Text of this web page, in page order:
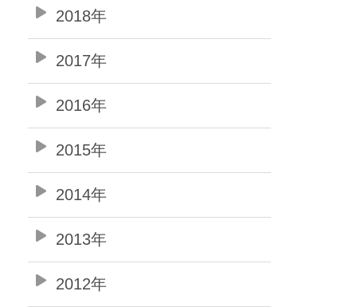
2018年
2017年
2016年
2015年
2014年
2013年
2012年